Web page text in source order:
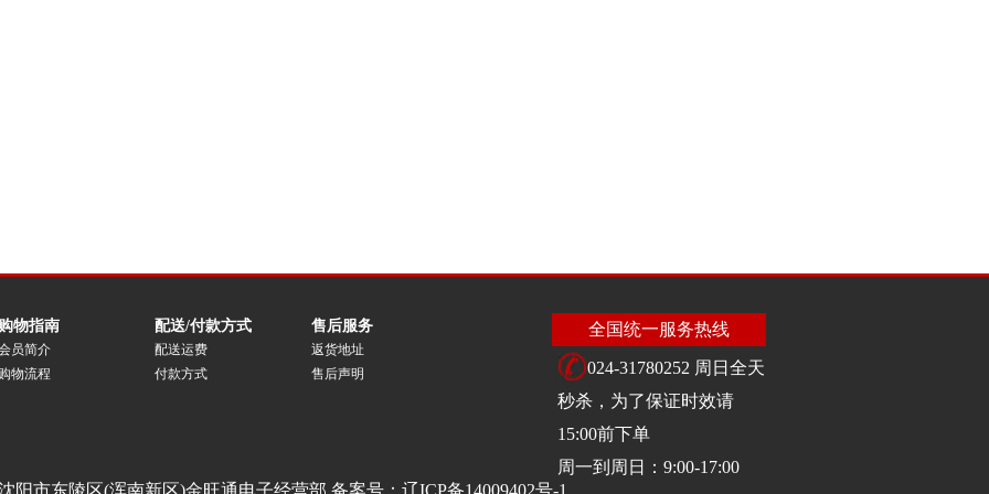
物指南
员简介
物流程
配送/付款方式
配送运费
付款方式
售后服务
返货地址
售后声明
全国统一服务热线
024-31780252 周日全天
秒杀，为了保证时效请
15:00前下单
周一到周日：9:00-17:00
阳市东陵区(浑南新区)金旺通电子经营部 备案号： 辽ICP备14009402号-1